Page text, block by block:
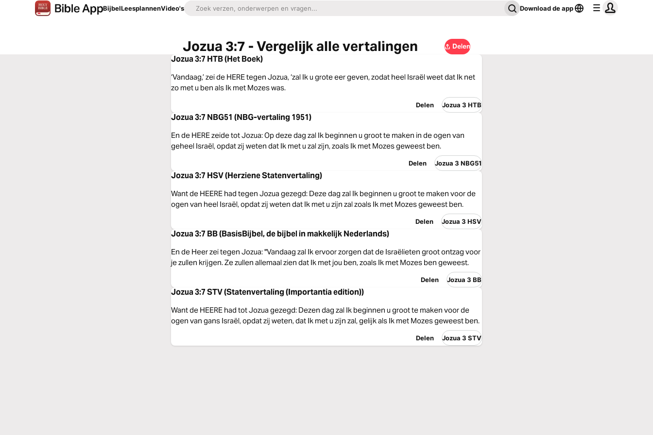
BijbelLeesplannenVideo's Download de app
Jozua 3:7 - Vergelijk alle vertalingen Delen
Jozua 3:7 HTB (Het Boek)
‘Vandaag,’ zei de HERE tegen Jozua, ‘zal Ik u grote eer geven, zodat heel Israël weet dat Ik net
zo met u ben als Ik met Mozes was.
Delen Jozua 3 HTB
Jozua 3:7 NBG51 (NBG-vertaling 1951)
En de HERE zeide tot Jozua: Op deze dag zal Ik beginnen u groot te maken in de ogen van
geheel Israël, opdat zij weten dat Ik met u zal zijn, zoals Ik met Mozes geweest ben.
Delen Jozua 3 NBG51
Jozua 3:7 HSV (Herziene Statenvertaling)
Want de HEERE had tegen Jozua gezegd: Deze dag zal Ik beginnen u groot te maken voor de
ogen van heel Israël, opdat zij weten dat Ik met u zijn zal zoals Ik met Mozes geweest ben.
Delen Jozua 3 HSV
Jozua 3:7 BB (BasisBijbel, de bijbel in makkelijk Nederlands)
En de Heer zei tegen Jozua: "Vandaag zal Ik ervoor zorgen dat de Israëlieten groot ontzag voor
je zullen krijgen. Ze zullen allemaal zien dat Ik met jou ben, zoals Ik met Mozes ben geweest.
Delen Jozua 3 BB
Jozua 3:7 STV (Statenvertaling (Importantia edition))
Want de HEERE had tot Jozua gezegd: Dezen dag zal Ik beginnen u groot te maken voor de
ogen van gans Israël, opdat zij weten, dat Ik met u zijn zal, gelijk als Ik met Mozes geweest ben.
Delen Jozua 3 STV